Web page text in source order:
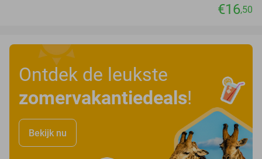
€16,50
Ontdek de leukste
zomervakantiedeals!
Bekijk nu